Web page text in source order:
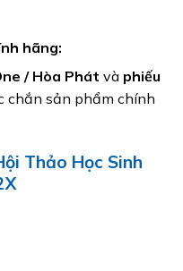
hãng:
/ Hòa Phát và phiếu
chắn sản phẩm chính
Thảo Học Sinh